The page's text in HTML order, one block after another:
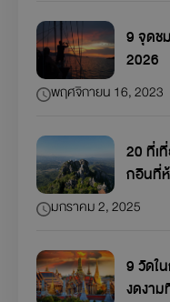
9 จุดช
2026
พฤศจิกายน 16, 2023
20 ที่เ
กอินที่
มกราคม 2, 2025
9 วัดใ
งดงา